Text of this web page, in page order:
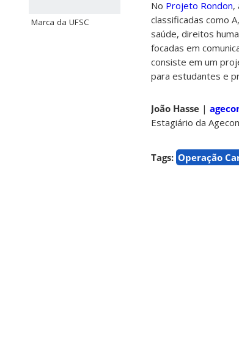
Marca da UFSC
No Projeto Rondon,
classificadas como
saúde, direitos
focadas em
consiste em um
para estudantes e
João Hasse |
Estagiário da
Tags: Operação